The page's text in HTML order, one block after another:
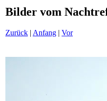
Bilder vom
Zurück | Anfang | Vor